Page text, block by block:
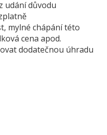
udání důvodu
mylné chápání této
cena apod.
dodatečnou úhradu